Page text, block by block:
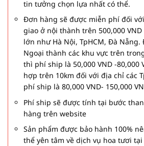
tin tưởng chọn lựa nhất có thể.
Đơn hàng sẽ được miễn phí đối
giao ở nội thành trên 500,000
lớn như Hà Nội, TpHCM, Đà
Ngoại thành các khu vực trên
thì phí ship là 50,000 VND -80,000
hợp trên 10km đối với địa chỉ các
phí ship là 80,000 VND- 150,000
Phí ship sẽ được tính tại bước
hàng trên website
Sản phẩm được bảo hành 100%
thể yên tâm về dịch vụ hoa tươi tại